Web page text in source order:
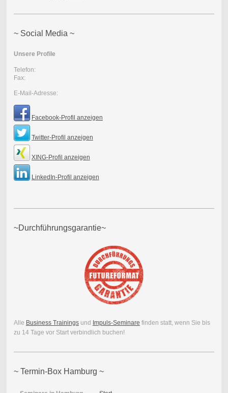
~ Social Media ~
Unsere Profile
Telefon:
Fax:
E-Mail-Adresse:
Facebook-Profil anzeigen
Twitter-Profil anzeigen
XING-Profil anzeigen
LinkedIn-Profil anzeigen
~Durchführungsgarantie~
Alle Business Trainingsund Impuls-Seminare finden statt, wenn Sie bis
zu 14 Tage vor Start verbindlich buchen!
~ Termin-Box Hamburg ~